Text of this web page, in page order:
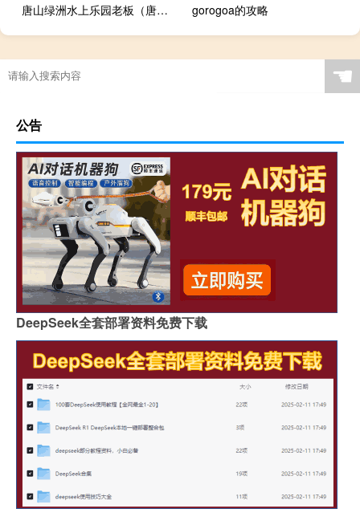
唐山绿洲水上乐园老板（唐山绿洲水上乐园）
gorogoa的攻略
☚
公告
DeepSeek全套部署资料免费下载